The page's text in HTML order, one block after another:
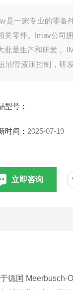
是一家专业的零备
关零件。Imav公司
批量生产和研发 。
油管液压控制，研
型号：
时间： 2025-07-19
立即咨询
德国 Meerbusch-